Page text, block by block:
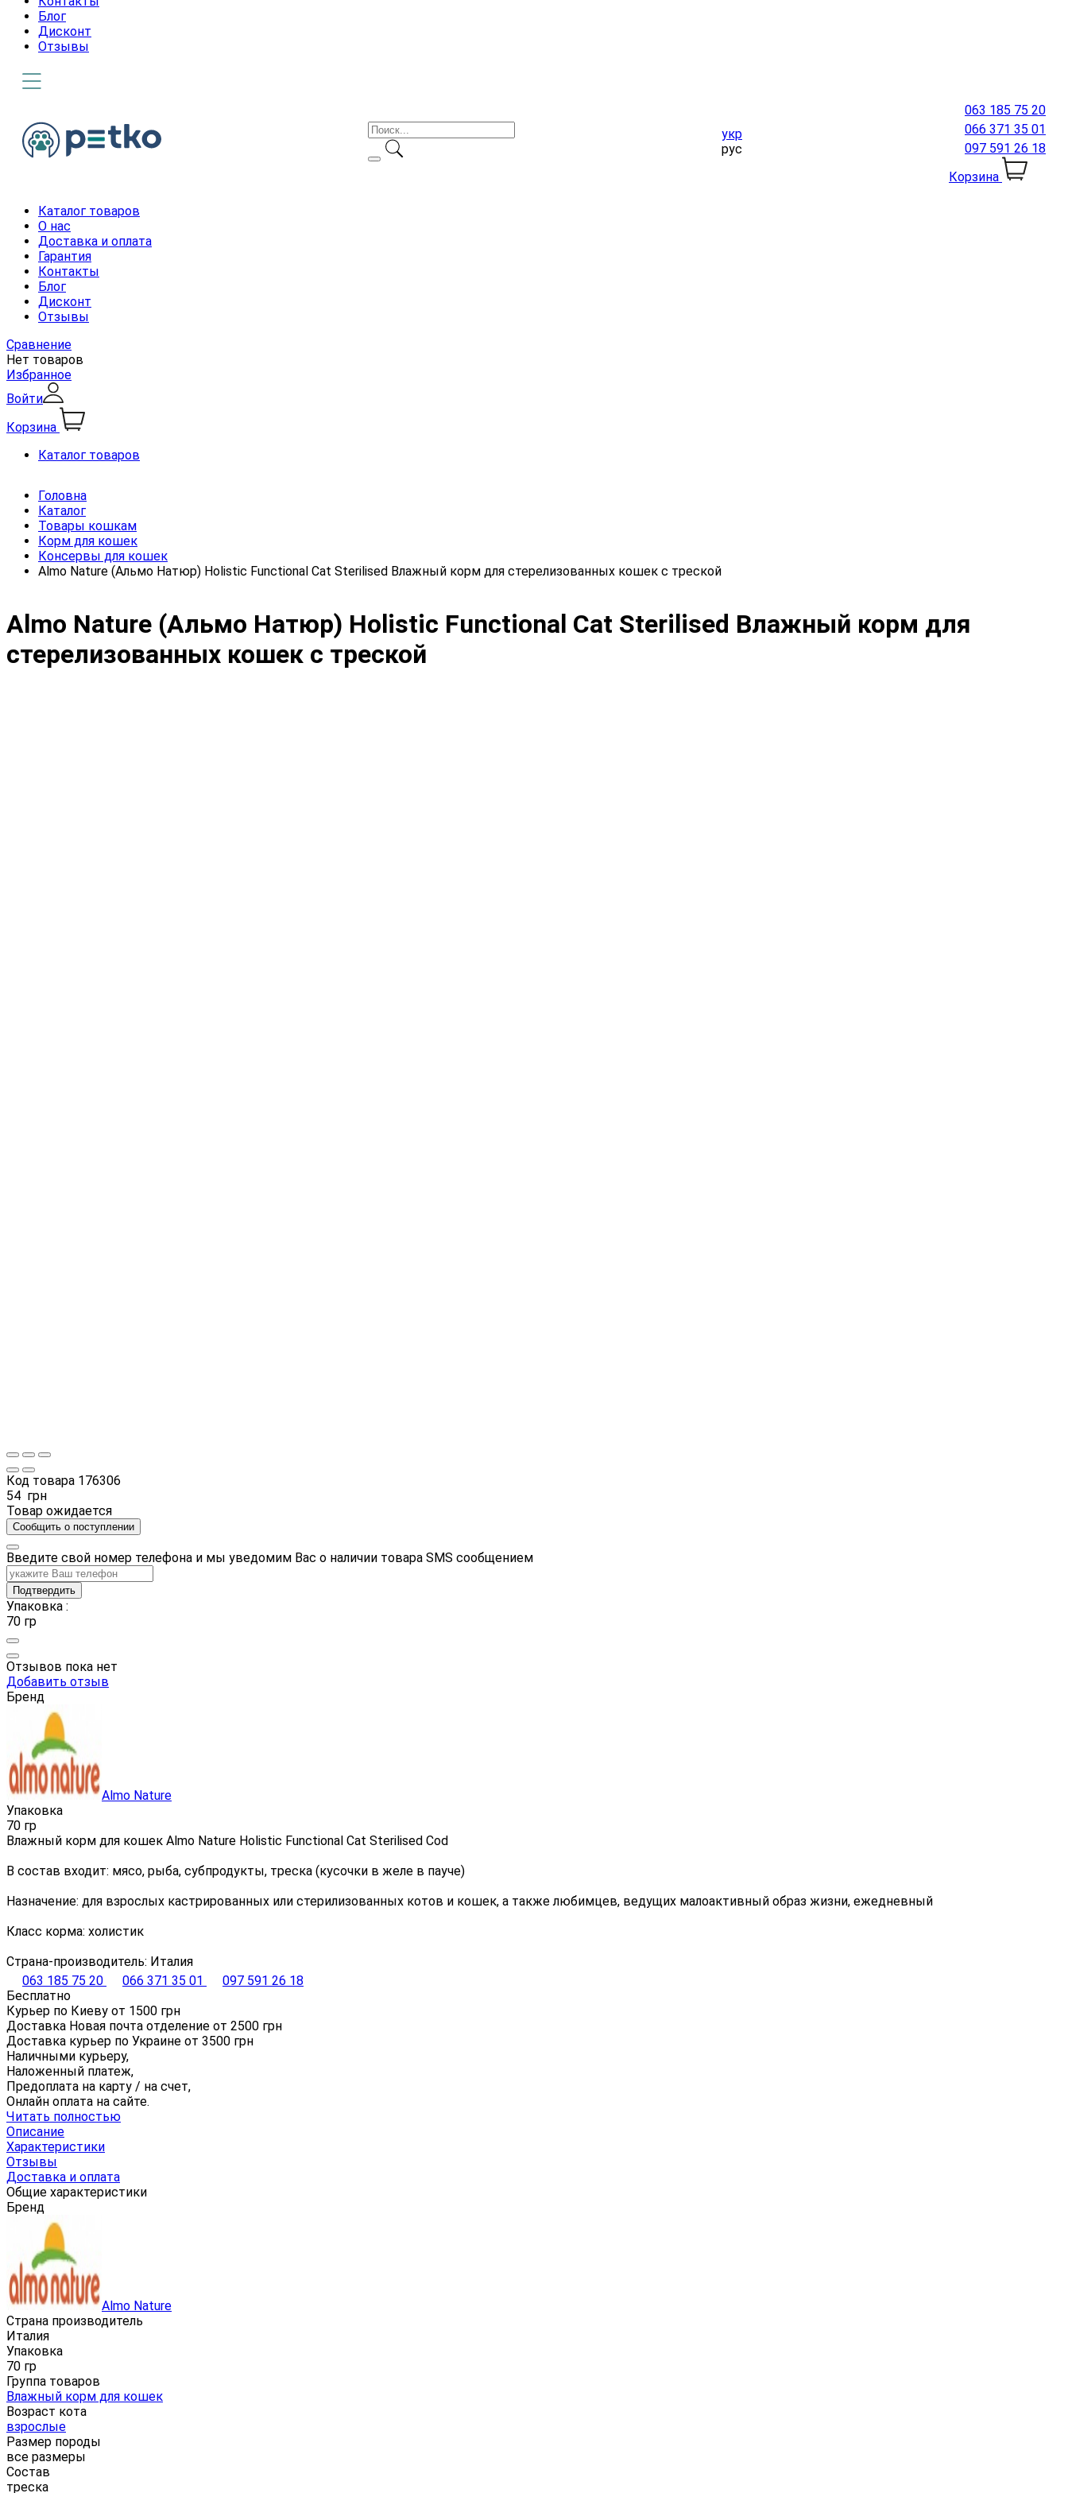
Блог
Дисконт
Отзывы
укр
рус
063 185 75 20
066 371 35 01
097 591 26 18
Корзина
Каталог товаров
О нас
Доставка и оплата
Гарантия
Контакты
Блог
Дисконт
Отзывы
Сравнение
Нет товаров
Избранное
Войти
Корзина
Каталог товаров
Головна
Каталог
Товары кошкам
Корм для кошек
Консервы для кошек
Almo Nature (Альмо Натюр) Holistic Functional Cat Sterilised Влажный корм для стерелизованных кошек с треской
Almo Nature (Альмо Натюр) Holistic Functional Cat Sterilised Влажный корм для
стерелизованных кошек с треской
Код товара 176306
54 грн
Товар ожидается
Сообщить о поступлении
Введите свой номер телефона и мы уведомим Вас о наличии товара SMS сообщением
Подтвердить
Упаковка :
70 гр
Отзывов пока нет
Добавить отзыв
Бренд
Almo Nature
Упаковка
70 гр
Влажный корм для кошек Almo Nature Holistic Functional Cat Sterilised Cod
В состав входит: мясо, рыба, субпродукты, треска (кусочки в желе в пауче)
Назначение: для взрослых кастрированных или стерилизованных котов и кошек, а также любимцев, ведущих малоактивный образ жизни, ежедневный
Класс корма: холистик
Страна-производитель: Италия
063 185 75 20
066 371 35 01
097 591 26 18
Бесплатно
Курьер по Киеву от 1500 грн
Доставка Новая почта отделение от 2500 грн
Доставка курьер по Украине от 3500 грн
Наличными курьеру,
Наложенный платеж,
Предоплата на карту / на счет,
Онлайн оплата на сайте.
Читать полностью
Описание
Характеристики
Отзывы
Доставка и оплата
Общие характеристики
Бренд
Almo Nature
Страна производитель
Италия
Упаковка
70 гр
Группа товаров
Влажный корм для кошек
Возраст кота
взрослые
Размер породы
все размеры
Состав
треска